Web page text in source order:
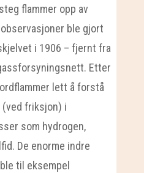
flammer opp av
ble gjort
i 1906 – fjernt fra
Etter
lett å forstå
friksjon) i
som hydrogen,
De enorme indre
til eksempel